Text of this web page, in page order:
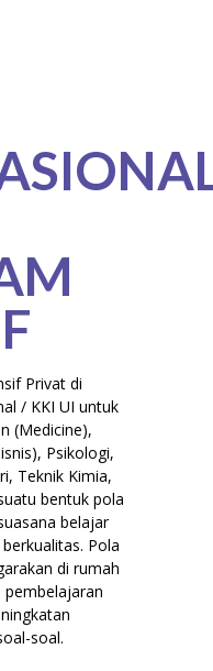
Privat di
/ KKI UI untuk
(Medicine),
Psikologi,
Teknik Kimia,
bentuk pola
belajar
Pola
di rumah
pembelajaran
soal.